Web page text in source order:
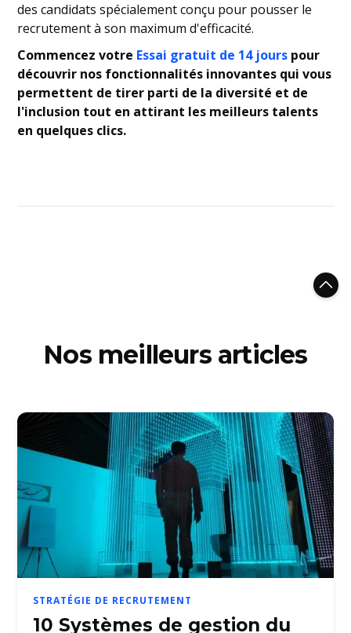
des candidats spécialement conçu pour pousser le
recrutement à son maximum d'efficacité.
Commencez votre Essai gratuit de 14 jours pour
découvrir nos fonctionnalités innovantes qui vous
permettent de tirer parti de la diversité et de
l'inclusion tout en attirant les meilleurs talents
en quelques clics.
Nos meilleurs articles
STRATÉGIE DE RECRUTEMENT
10 Systèmes de gestion du